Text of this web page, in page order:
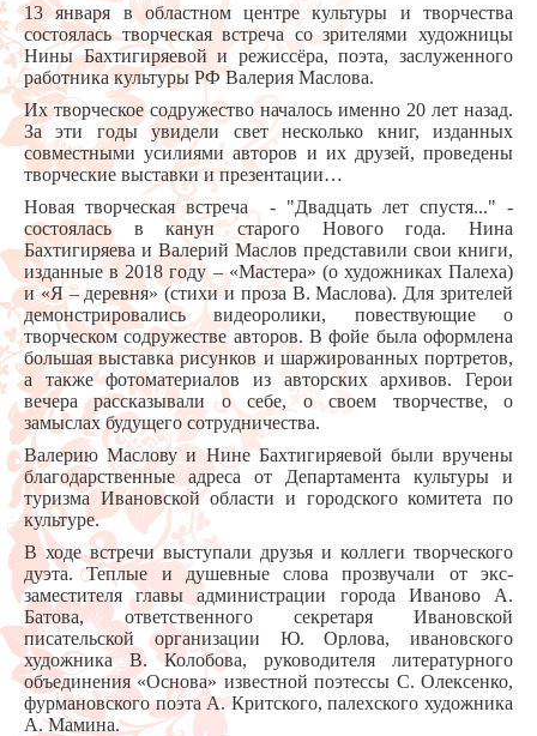
13 января в областном центре культуры и творчества
состоялась творческая встреча со зрителями художницы
Нины Бахтигиряевой и режиссёра, поэта, заслуженного
работника культуры РФ Валерия Маслова.
Их творческое содружество началось именно 20 лет назад.
За эти годы увидели свет несколько книг, изданных
совместными усилиями авторов и их друзей, проведены
творческие выставки и презентации…
Новая творческая встреча - "Двадцать лет спустя..." -
состоялась в канун старого Нового года. Нина
Бахтигиряева и Валерий Маслов представили свои книги,
изданные в 2018 году – «Мастера» (о художниках Палеха)
и «Я – деревня» (стихи и проза В. Маслова). Для зрителей
демонстрировались видеоролики, повествующие о
творческом содружестве авторов. В фойе была оформлена
большая выставка рисунков и шаржированных портретов,
а также фотоматериалов из авторских архивов. Герои
вечера рассказывали о себе, о своем творчестве, о
замыслах будущего сотрудничества.
Валерию Маслову и Нине Бахтигиряевой были вручены
благодарственные адреса от Департамента культуры и
туризма Ивановской области и городского комитета по
культуре.
В ходе встречи выступали друзья и коллеги творческого
дуэта. Теплые и душевные слова прозвучали от экс-
заместителя главы администрации города Иваново А.
Батова, ответственного секретаря Ивановской
писательской организации Ю. Орлова, ивановского
художника В. Колобова, руководителя литературного
объединения «Основа» известной поэтессы С. Олексенко,
фурмановского поэта А. Критского, палехского художника
А. Мамина.